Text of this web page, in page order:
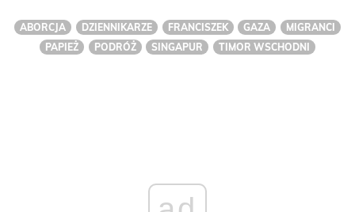
ABORCJA DZIENNIKARZE FRANCISZEK GAZA
MIGRANCI
PAPIEŻ
PODRÓŻ SINGAPUR TIMOR WSCHODNI